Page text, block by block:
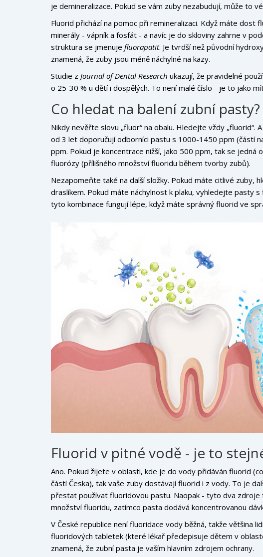
je demineralizace. Pokud se vám zuby nezabudují, může to
Fluorid přichází na pomoc při remineralizaci. Když máte dost
minerály - vápník a fosfát - a navíc je do skloviny zahrne v
struktura se jmenuje fluorapatit. Je tvrdší než původní
znamená, že zuby jsou méně náchylné na kazy.
Studie z Journal of Dental Research ukazují, že pravidelné
o 25-30 % u dětí i dospělých. To není malé číslo - je to jako
Co hledat na balení zubní pasty?
Nikdy nevěřte slovu „fluor“ na obalu. Hledejte vždy
od 3 let doporučují odborníci pastu s 1000-1450 ppm (částí
ppm. Pokud je koncentrace nižší, jako 500 ppm, tak se
fluorózy (přílišného množství fluoridu během tvorby zubů).
Nezapomeňte také na další složky. Pokud máte citlivé zuby,
draslíkem. Pokud máte náchylnost k plaku, vyhledejte pasty
tyto kombinace fungují lépe, když máte správný fluorid ve
Fluorid v pitné vodě - je to
Ano. Pokud žijete v oblasti, kde je do vody přidáván fluorid
částí Česka), tak vaše zuby dostávají fluorid i z vody. To je
přestat používat fluoridovou pastu. Naopak - tyto dva zdroje
množství fluoridu, zatímco pasta dodává koncentrovanou
V České republice není fluoridace vody běžná, takže většina
fluoridových tabletek (které lékař předepisuje dětem v
znamená, že zubní pasta je vaším hlavním zdrojem ochrany.